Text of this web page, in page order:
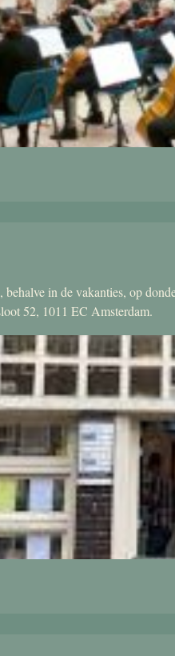
in de vakanties, op
52, 1011 EC Amsterdam.